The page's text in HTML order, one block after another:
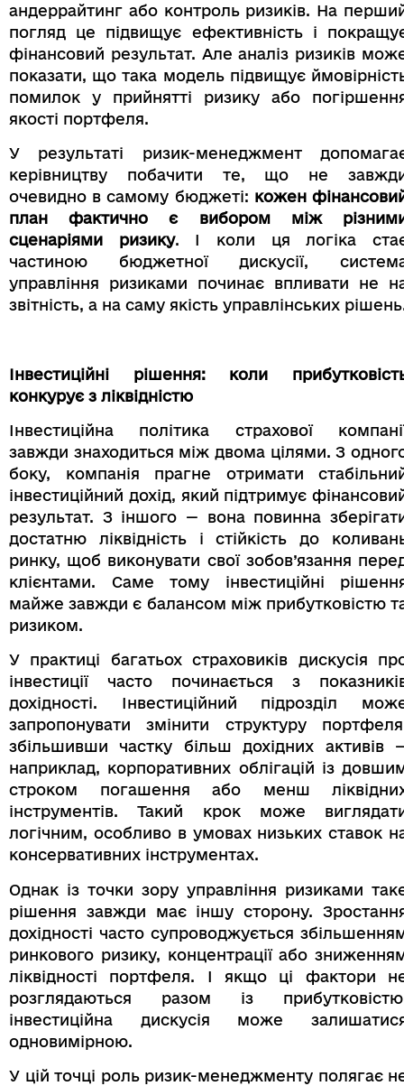
андеррайтинг або контроль ризиків. На
погляд це підвищує ефективність і
фінансовий результат. Але аналіз ризиків
показати, що така модель підвищує
помилок у прийнятті ризику або
якості портфеля.
У результаті ризик-менеджмент
керівництву побачити те, що не
очевидно в самому бюджеті: кожен
план фактично є вибором між
сценаріями ризику. І коли ця логіка
частиною бюджетної дискусії,
управління ризиками починає впливати не
звітність, а на саму якість управлінських
Інвестиційні рішення: коли
конкурує з ліквідністю
Інвестиційна політика страхової
завжди знаходиться між двома цілями. З
боку, компанія прагне отримати
інвестиційний дохід, який підтримує
результат. З іншого — вона повинна
достатню ліквідність і стійкість до
ринку, щоб виконувати свої зобов’язання
клієнтами. Саме тому інвестиційні
майже завжди є балансом між прибутковістю
ризиком.
У практиці багатьох страховиків дискусія
інвестиції часто починається з
дохідності. Інвестиційний підрозділ
запропонувати змінити структуру
збільшивши частку більш дохідних активів
наприклад, корпоративних облігацій із
строком погашення або менш
інструментів. Такий крок може
логічним, особливо в умовах низьких ставок
консервативних інструментах.
Однак із точки зору управління ризиками
рішення завжди має іншу сторону.
дохідності часто супроводжується
ринкового ризику, концентрації або
ліквідності портфеля. І якщо ці фактори
розглядаються разом із
інвестиційна дискусія може
одновимірною.
У цій точці роль ризик-менеджменту полягає